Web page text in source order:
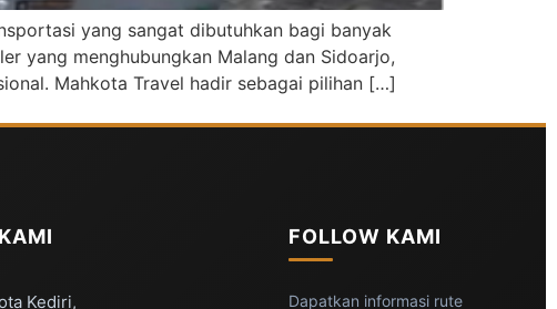
yang sangat dibutuhkan bagi banyak
yang menghubungkan Malang dan Sidoarjo,
Mahkota Travel hadir sebagai pilihan […]
Kediri,
FOLLOW KAMI
Dapatkan informasi rute